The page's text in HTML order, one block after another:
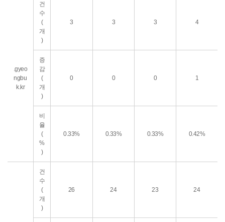
.gyeo
ngbu
k.kr
건
수
(
개
)
3 3 3 4
증
감
(
개
)
0 0 0 1
비
율
(
%
)
0.33% 0.33% 0.33% 0.42%
건
수
(
개
)
26 24 23 24